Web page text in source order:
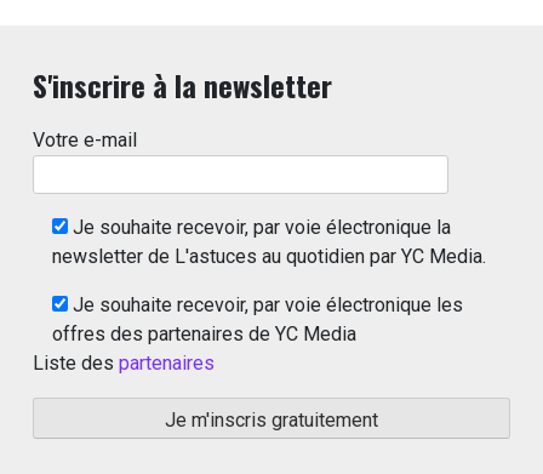
S'inscrire à la newsletter
Votre e-mail
Je souhaite recevoir, par voie électronique la
newsletter de L'astuces au quotidien par YC Media.
Je souhaite recevoir, par voie électronique les
offres des partenaires de YC Media
Liste des partenaires